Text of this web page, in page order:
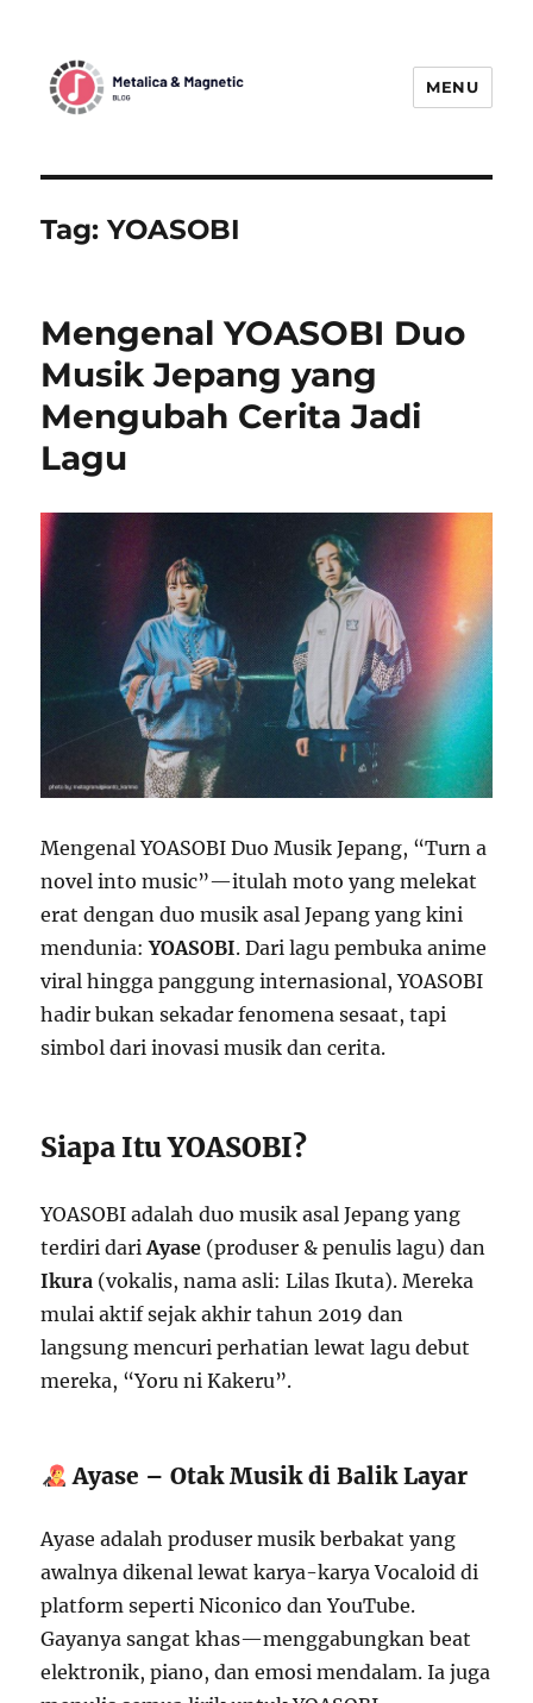
Menggetarkan Dunia Musik Metal
dengan Berita Terbaru
MENU
Tag:YOASOBI
Mengenal YOASOBI Duo
Musik Jepang yang
Mengubah Cerita Jadi
Lagu
Mengenal YOASOBI Duo Musik Jepang, “Turn a
novel into music”—itulah moto yang melekat
erat dengan duo musik asal Jepang yang kini
mendunia:YOASOBI. Dari lagu pembuka anime
viral hingga panggung internasional, YOASOBI
hadir bukan sekadar fenomena sesaat, tapi
simbol dari inovasi musik dan cerita.
Siapa Itu YOASOBI?
YOASOBI adalah duo musik asal Jepang yang
terdiri dariAyase (produser & penulis lagu) dan
Ikura (vokalis, nama asli: Lilas Ikuta). Mereka
mulai aktif sejak akhir tahun 2019 dan
langsung mencuri perhatian lewat lagu debut
mereka, “Yoru ni Kakeru”.
Ayase – Otak Musik di Balik Layar
Ayase adalah produser musik berbakat yang
awalnya dikenal lewat karya-karya Vocaloid di
platform seperti Niconico dan YouTube.
Gayanya sangat khas—menggabungkan beat
elektronik, piano, dan emosi mendalam. Ia juga